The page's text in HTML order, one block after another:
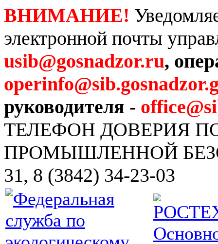
ВНИМАНИЕ!
электронной почты
usib@gosnadzor.ru,
руководителя -
ТЕЛЕФОН ДОВЕРИЯ
ПРОМЫШЛЕННОЙ
31, 8 (3842) 34-23-03